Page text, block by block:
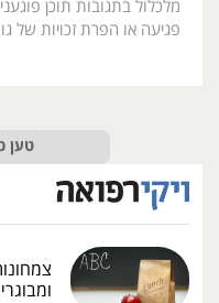
מלכלול בתגובות תוכן
פגיעה או הפרת זכויות של
טען